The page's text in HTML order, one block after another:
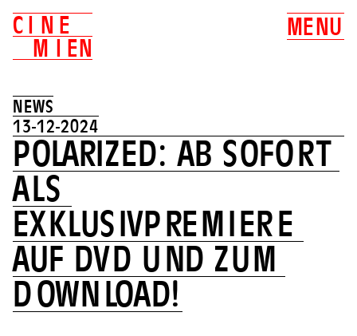
C I N E
M I EN
MENU
NEWS
13-12-2024
POLARIZED: AB SOFORT
ALS
EXKLUSIVPREMIERE
AUF DVD UND ZUM
DOWNLOAD!